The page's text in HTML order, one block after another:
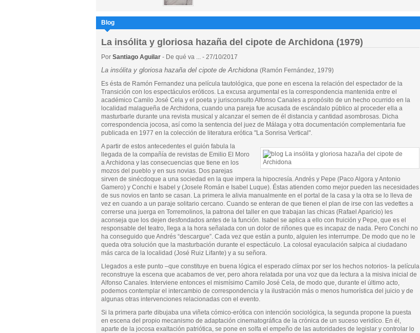
Blog
La insólita y gloriosa hazaña del cipote de Archidona (1979)
Por Santiago Aguilar - De qué va ... - 27/10/2017
La insólita y gloriosa hazaña del cipote de Archidona (Ramón Fernández, 1979)
Es ésta de Ramón Fernandez una película tautológica, que pone en escena la relación del espectador de la
Transición con los espectáculos eróticos. La excusa argumental es la correspondencia mantenida entre el
académico Camilo José Cela y el poeta y jurisconsulto Alfonso Canales a propósito de un hecho ocurrido en la
localidad malagueña de Archidona, cuando una pareja fue acusada de escándalo público al proceder ella a
masturbarle durante una revista musical y alcanzar el semen de él distancia y cantidad asombrosas. Dicha
correspondencia jocosa, así como la sentencia del juez de Málaga y otra documentación complementaria fue
publicada en 1977 en la colección de literatura erótica "La Sonrisa Vertical".
A partir de estos antecedentes el guión fabula la
llegada de la compañía de revistas de Emilio El Moro
a Archidona y las consecuencias que tiene en los
mozos del pueblo y en sus novias. Dos parejas
sirven de sinécdoque a una sociedad en la que impera la hipocresía. Andrés y Pepe (Paco Algora y Antonio
Gamero) y Conchi e Isabel y (Josele Román e Isabel Luque). Éstas atienden como mejor pueden las necesidades
de sus novios en tanto se casan. La primera le alivia manualmente en el portal de la casa y la otra se lo lleva de
vez en cuando a un paraje solitario cercano. Cuando se enteran de que tienen el plan de irse con las vedettes a
correrse una juerga en Torremolinos, la patrona del taller en que trabajan las chicas (Rafael Aparicio) les
aconseja que los dejen desfondados antes de la función. Isabel se aplica a ello con fruición y Pepe, que es el
responsable del teatro, llega a la hora señalada con un dolor de riñones que es incapaz de nada. Pero Conchi no
ha conseguido que Andrés “descargue”. Cada vez que están a punto, alguien les interrumpe. De modo que no le
queda otra solución que la masturbación durante el espectáculo. La colosal eyaculación salpica al ciudadano
más carca de la localidad (José Ruiz Lifante) y a su señora.
Llegados a este punto –que constituye en buena lógica el esperado clímax por ser los hechos notorios- la película
reconstruye la escena que acabamos de ver, pero ahora relatada por una voz que da lectura a la misiva inicial de
Alfonso Canales. Interviene entonces el mismísimo Camilo José Cela, de modo que, durante el último acto,
podemos contemplar el intercambio de correspondencia y la ilustración más o menos humorística del juicio y de
algunas otras intervenciones relacionadas con el evento.
Si la primera parte dibujaba una viñeta cómico-erótica con intención sociológica, la segunda propone la puesta
en escena del propio mecanismo de adaptación cinematográfica de la crónica de un suceso veridíco. En él,
aparte de la jocosa exaltación patriótica, se pone en solfa el empeño de las autoridades de legislar y controlar lo